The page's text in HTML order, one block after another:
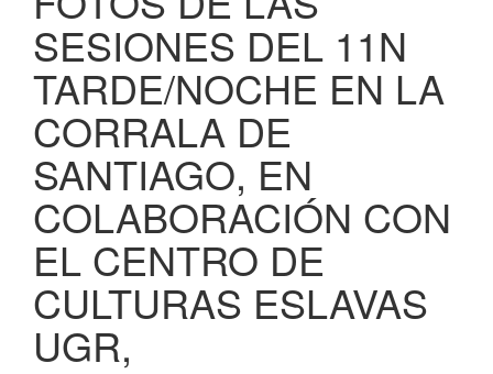
SESIONES DEL 11N
TARDE/NOCHE EN LA
CORRALA DE
SANTIAGO, EN
COLABORACIÓN CON
EL CENTRO DE
CULTURAS ESLAVAS
UGR,